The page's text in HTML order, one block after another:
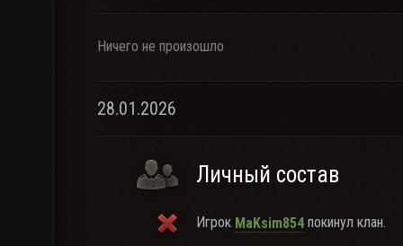
Ничего не произошло
28.01.2026
Личный состав
Игрок MaKsim854 покинул клан.